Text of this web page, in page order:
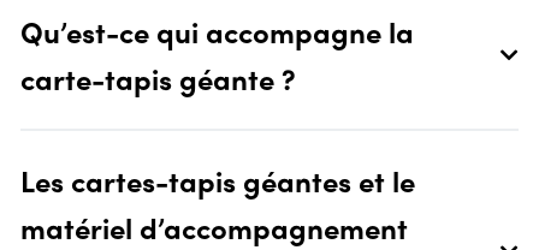
Qu’est-ce qui accompagne la
carte-tapis géante ?
Les cartes-tapis géantes et le
matériel d’accompagnement